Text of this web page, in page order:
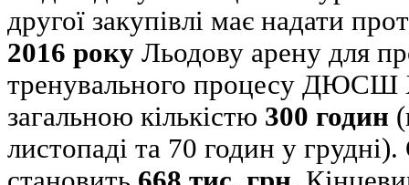
другої закупівлі має надати
2016 року Льодову арену для
тренувального процесу ДЮСШ
загальною кількістю 300 годин
листопаді та 70 годин у грудні).